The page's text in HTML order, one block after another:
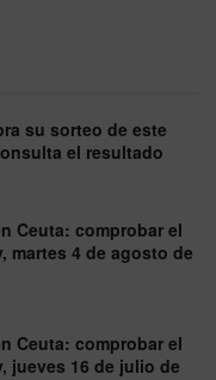
su sorteo de este
el resultado
Ceuta: comprobar el
martes 4 de agosto de
Ceuta: comprobar el
jueves 16 de julio de